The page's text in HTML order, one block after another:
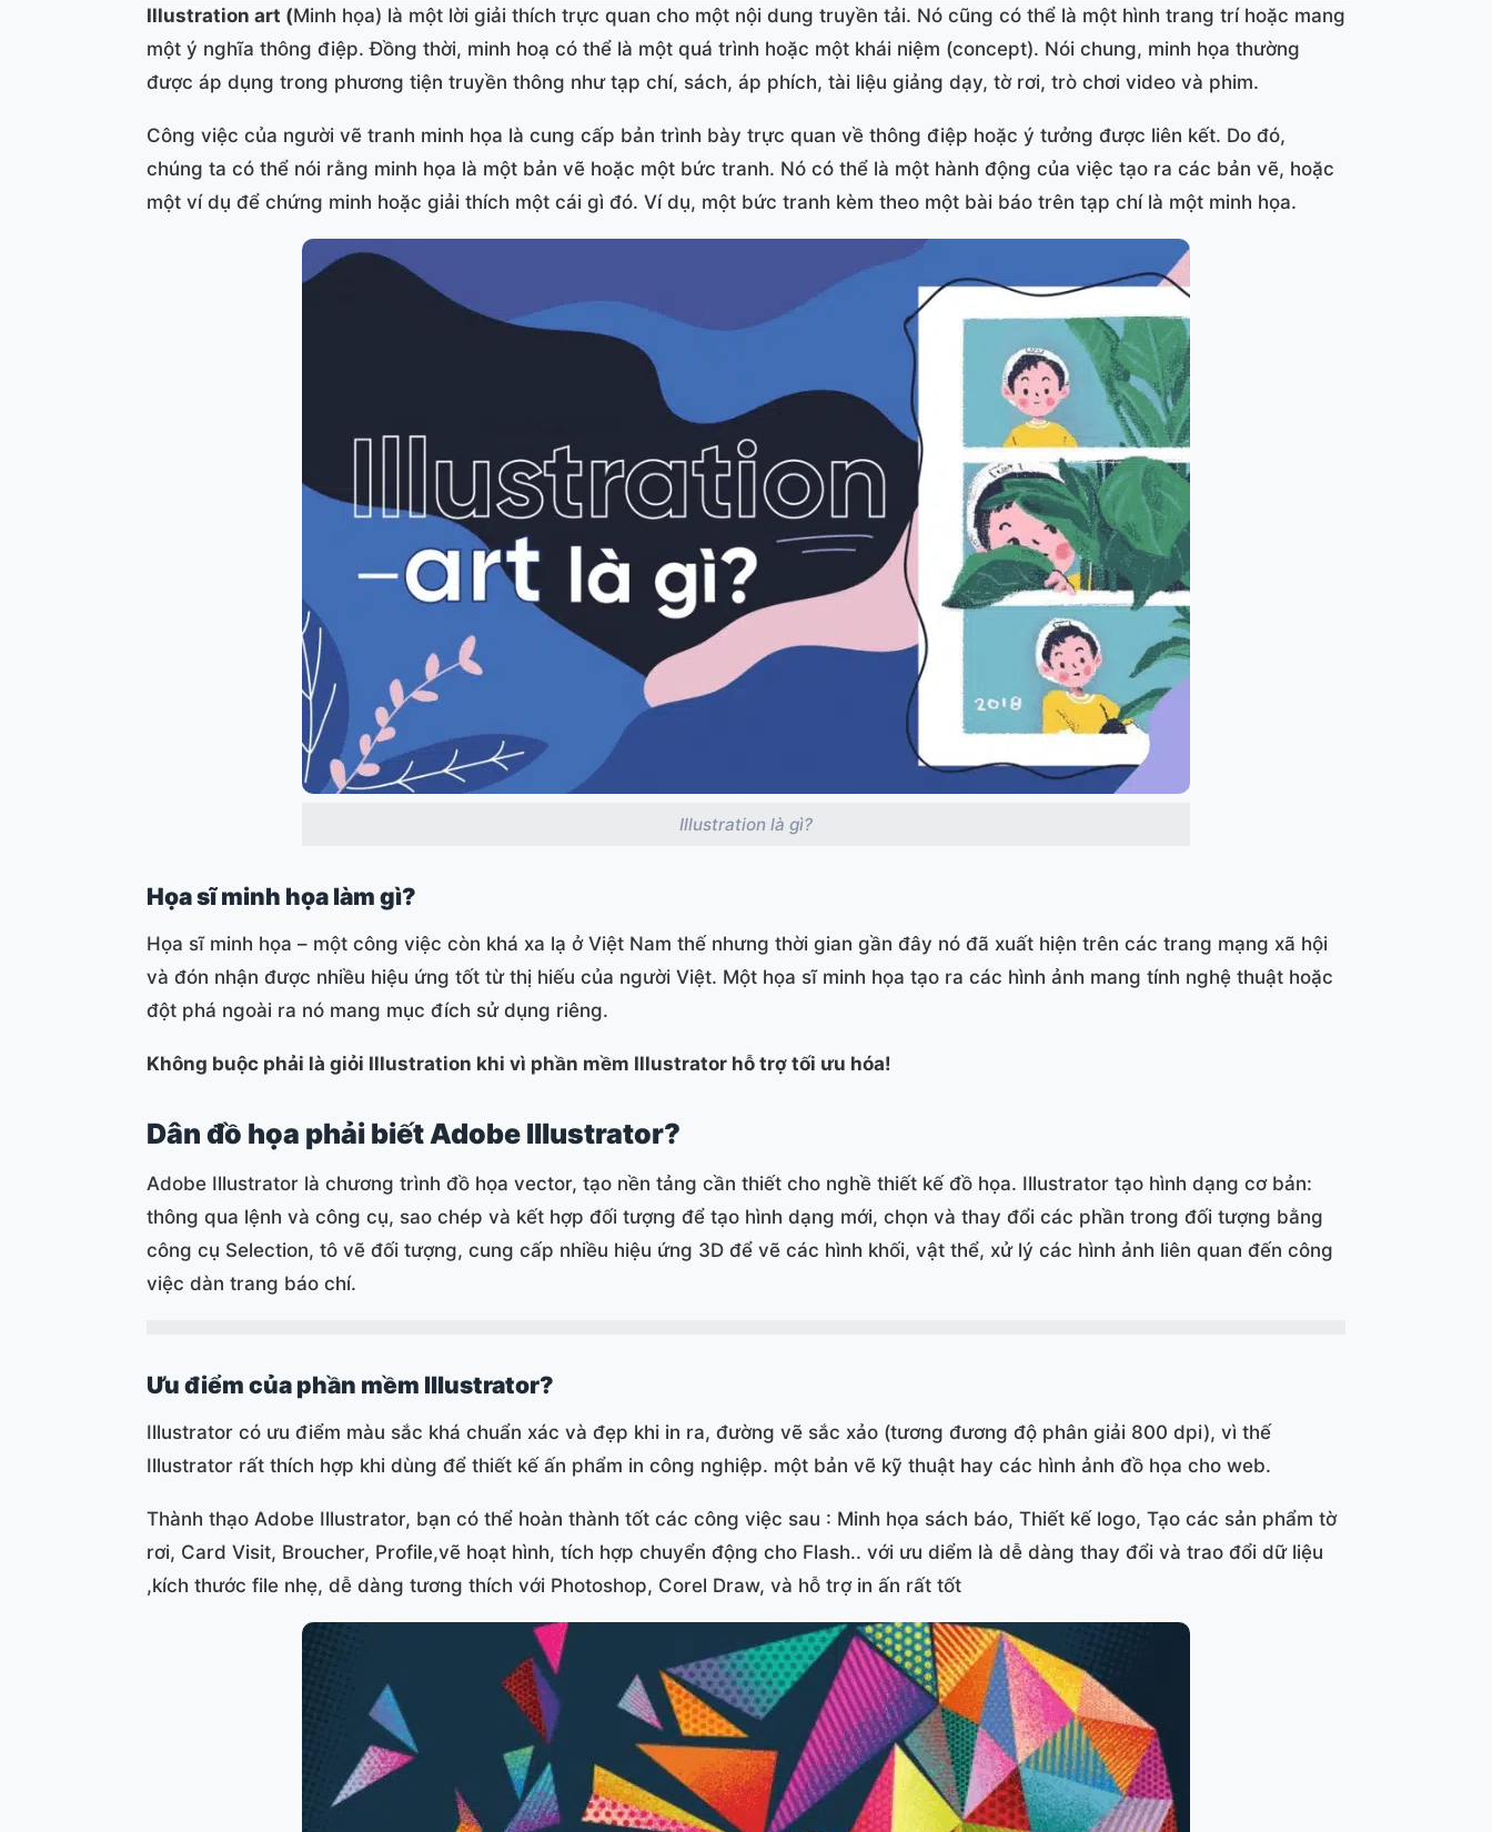
Illustration art (Minh họa) là một lời giải thích trực quan cho một nội dung truyền tải. Nó cũng có thể là một hình trang trí hoặc mang
một ý nghĩa thông điệp. Đồng thời, minh hoạ có thể là một quá trình hoặc một khái niệm (concept). Nói chung, minh họa thường
được áp dụng trong phương tiện truyền thông như tạp chí, sách, áp phích, tài liệu giảng dạy, tờ rơi, trò chơi video và phim.
Công việc của người vẽ tranh minh họa là cung cấp bản trình bày trực quan về thông điệp hoặc ý tưởng được liên kết. Do đó,
chúng ta có thể nói rằng minh họa là một bản vẽ hoặc một bức tranh. Nó có thể là một hành động của việc tạo ra các bản vẽ, hoặc
một ví dụ để chứng minh hoặc giải thích một cái gì đó. Ví dụ, một bức tranh kèm theo một bài báo trên tạp chí là một minh họa.
Illustration là gì?
Họa sĩ minh họa làm gì?
Họa sĩ minh họa – một công việc còn khá xa lạ ở Việt Nam thế nhưng thời gian gần đây nó đã xuất hiện trên các trang mạng xã hội
và đón nhận được nhiều hiệu ứng tốt từ thị hiếu của người Việt. Một họa sĩ minh họa tạo ra các hình ảnh mang tính nghệ thuật hoặc
đột phá ngoài ra nó mang mục đích sử dụng riêng.
Không buộc phải là giỏi Illustration khi vì phần mềm Illustrator hỗ trợ tối ưu hóa!
Dân đồ họa phải biết Adobe Illustrator?
Adobe Illustrator là chương trình đồ họa vector, tạo nền tảng cần thiết cho nghề thiết kế đồ họa. Illustrator tạo hình dạng cơ bản:
thông qua lệnh và công cụ, sao chép và kết hợp đối tượng để tạo hình dạng mới, chọn và thay đổi các phần trong đối tượng bằng
công cụ Selection, tô vẽ đối tượng, cung cấp nhiều hiệu ứng 3D để vẽ các hình khối, vật thể, xử lý các hình ảnh liên quan đến công
việc dàn trang báo chí.
Ưu điểm của phần mềm Illustrator?
Illustrator có ưu điểm màu sắc khá chuẩn xác và đẹp khi in ra, đường vẽ sắc xảo (tương đương độ phân giải 800 dpi), vì thế
Illustrator rất thích hợp khi dùng để thiết kế ấn phẩm in công nghiệp. một bản vẽ kỹ thuật hay các hình ảnh đồ họa cho web.
Thành thạo Adobe Illustrator, bạn có thể hoàn thành tốt các công việc sau : Minh họa sách báo, Thiết kế logo, Tạo các sản phẩm tờ
rơi, Card Visit, Broucher, Profile,vẽ hoạt hình, tích hợp chuyển động cho Flash.. với ưu diểm là dễ dàng thay đổi và trao đổi dữ liệu
,kích thước file nhẹ, dễ dàng tương thích với Photoshop, Corel Draw, và hỗ trợ in ấn rất tốt